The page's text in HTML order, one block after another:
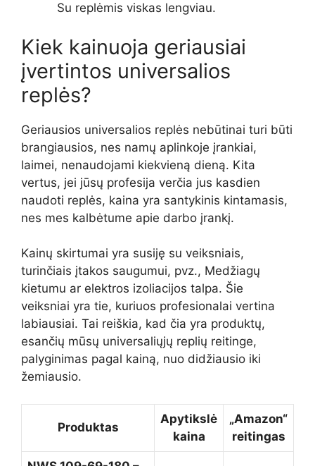
Su replėmis viskas lengviau.
Kiek kainuoja geriausiai
įvertintos universalios
replės?
Geriausios universalios replės nebūtinai turi būti
brangiausios, nes namų aplinkoje įrankiai,
laimei, nenaudojami kiekvieną dieną. Kita
vertus, jei jūsų profesija verčia jus kasdien
naudoti replės, kaina yra santykinis kintamasis,
nes mes kalbėtume apie darbo įrankį.
Kainų skirtumai yra susiję su veiksniais,
turinčiais įtakos saugumui, pvz., Medžiagų
kietumu ar elektros izoliacijos talpa. Šie
veiksniai yra tie, kuriuos profesionalai vertina
labiausiai. Tai reiškia, kad čia yra produktų,
esančių mūsų universaliųjų replių reitinge,
palyginimas pagal kainą, nuo didžiausio iki
žemiausio.
Produktas
Apytikslė
kaina
„Amazon“
reitingas